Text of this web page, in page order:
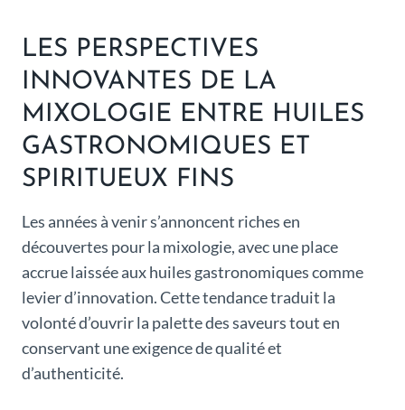
LES PERSPECTIVES
INNOVANTES DE LA
MIXOLOGIE ENTRE HUILES
GASTRONOMIQUES ET
SPIRITUEUX FINS
Les années à venir s’annoncent riches en
découvertes pour la mixologie, avec une place
accrue laissée aux huiles gastronomiques comme
levier d’innovation. Cette tendance traduit la
volonté d’ouvrir la palette des saveurs tout en
conservant une exigence de qualité et
d’authenticité.